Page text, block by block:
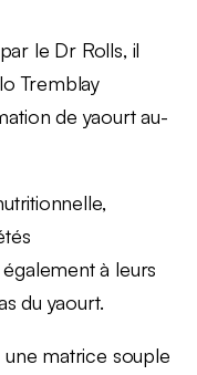
le Dr Rolls, il
Tremblay
de yaourt au-
à leurs
du yaourt.
matrice souple